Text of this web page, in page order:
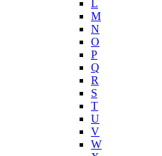
L
M
N
O
P
Q
R
S
T
U
V
W